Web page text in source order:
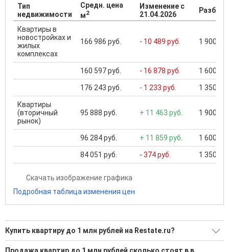
Тип
недвижимости
Средн. цена
м2
Изменение с
21.04.2026
Квартиры в
новостройках и
жилых
комплексах
166 986 руб. - 10 489 руб. 1 900
160 597 руб. - 16 878 руб. 1 600
176 243 руб. - 1 233 руб. 1 350
Квартиры
(вторичный
рынок)
95 888 руб. + 11 463 руб. 1 900
96 284 руб. + 11 859 руб. 1 600
84 051 руб. - 374 руб. 1 350
Скачать изображение графика
Подробная таблица изменения цен
Купить квартиру до 1 млн рублей на Restate.ru?
Ищите, как Купить квартиру до 1 млн рублей?